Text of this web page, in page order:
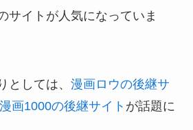
サイトが人気になっていま
としては、 漫画ロウの後継サ
漫画1000の後継サイト が話題に